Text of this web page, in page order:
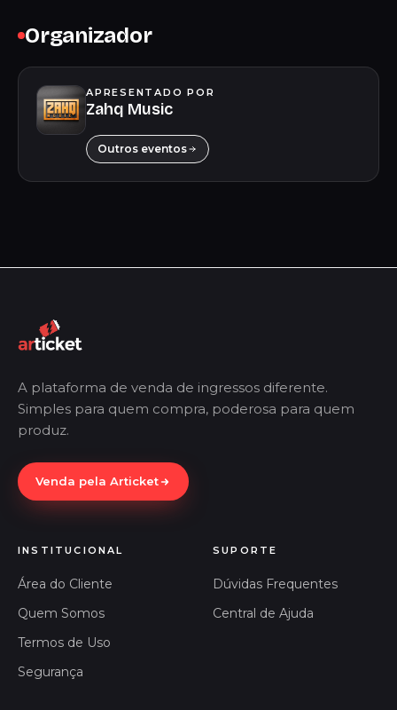
Organizador
APRESENTADO POR
Zahq Music
Outros eventos
A plataforma de venda de ingressos diferente.
Simples para quem compra, poderosa para quem
produz.
Venda pela Articket
INSTITUCIONAL
Área do Cliente
Quem Somos
Termos de Uso
Segurança
SUPORTE
Dúvidas Frequentes
Central de Ajuda